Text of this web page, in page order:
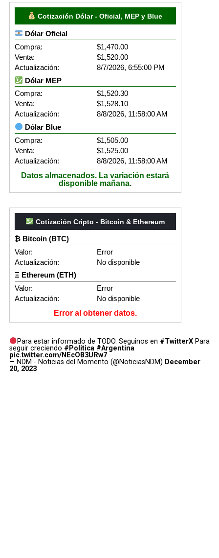
Cotización Dólar - Oficial, MEP y Blue
Dólar Oficial
Compra:
$1,470.00
Venta:
$1,520.00
Actualización:
8/7/2026, 6:55:00 PM
Dólar MEP
Compra:
$1,520.30
Venta:
$1,528.10
Actualización:
8/8/2026, 11:58:00 AM
Dólar Blue
Compra:
$1,505.00
Venta:
$1,525.00
Actualización:
8/8/2026, 11:58:00 AM
Datos almacenados. La variación estará
disponible mañana.
Cotización Cripto - Bitcoin & Ethereum
₿ Bitcoin (BTC)
Valor:
Error
Actualización:
No disponible
Ξ Ethereum (ETH)
Valor:
Error
Actualización:
No disponible
Error al obtener datos.
Para estar informado de TODO. Seguinos en #TwitterX Para
seguir creciendo #Politica #Argentina
pic.twitter.com/NEcOB3URw7
— NDM - Noticias del Momento (@NoticiasNDM) December
20, 2023